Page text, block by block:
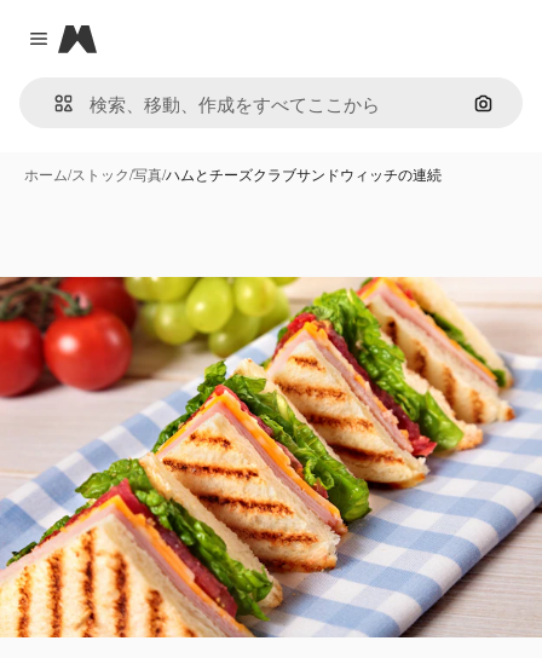
Close menu
Magnific
画像で
ホーム/ストック/写真/ハムとチーズクラブサンドウィッチの連続